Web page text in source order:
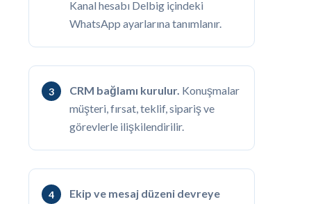
Kanal hesabı Delbig içindeki
WhatsApp ayarlarına tanımlanır.
CRM bağlamı kurulur. Konuşmalar
müşteri, fırsat, teklif, sipariş ve
görevlerle ilişkilendirilir.
Ekip ve mesaj düzeni devreye